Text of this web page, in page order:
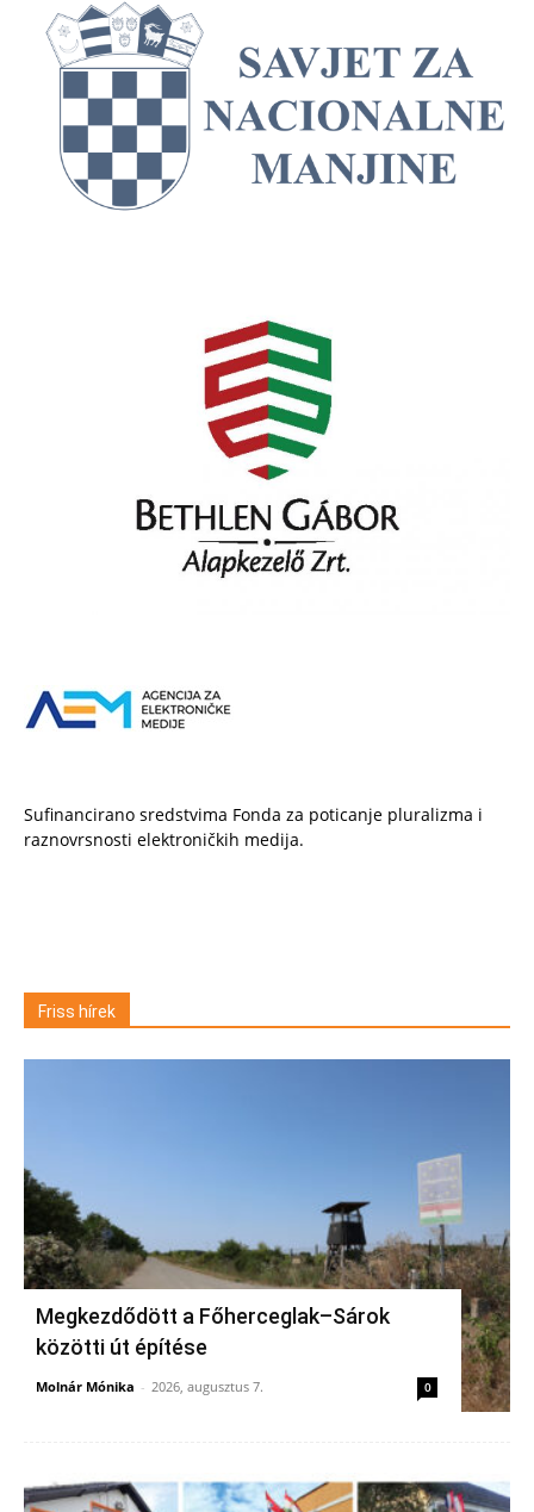
Sufinancirano sredstvima Fonda za poticanje pluralizma i
raznovrsnosti elektroničkih medija.
Friss hírek
Megkezdődött a Főherceglak–Sárok
közötti út építése
Molnár Mónika - 2026, augusztus 7. 0